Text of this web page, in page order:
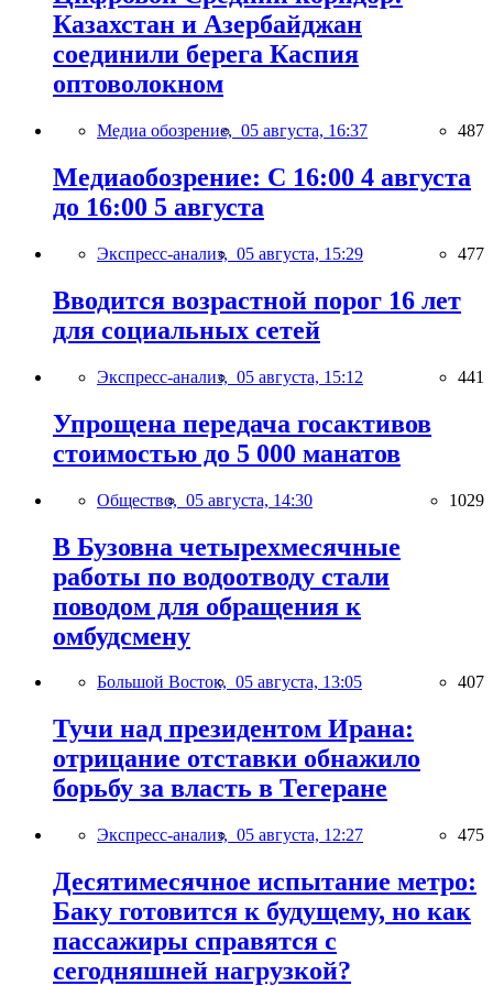
Казахстан и Азербайджан
соединили берега Каспия
оптоволокном
Медиа обозрение, 05 августа, 16:37 487
Медиаобозрение: С 16:00 4 августа
до 16:00 5 августа
Экспресс-анализ, 05 августа, 15:29 477
Вводится возрастной порог 16 лет
для социальных сетей
Экспресс-анализ, 05 августа, 15:12 441
Упрощена передача госактивов
стоимостью до 5 000 манатов
Общество, 05 августа, 14:30 1029
В Бузовна четырехмесячные
работы по водоотводу стали
поводом для обращения к
омбудсмену
Большой Восток, 05 августа, 13:05 407
Тучи над президентом Ирана:
отрицание отставки обнажило
борьбу за власть в Тегеране
Экспресс-анализ, 05 августа, 12:27 475
Десятимесячное испытание метро:
Баку готовится к будущему, но как
пассажиры справятся с
сегодняшней нагрузкой?